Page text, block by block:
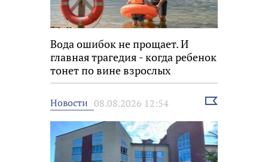
Вода ошибок не прощает. И
главная трагедия - когда ребенок
тонет по вине взрослых
Новости 08.08.2026 12:54
Выбрать